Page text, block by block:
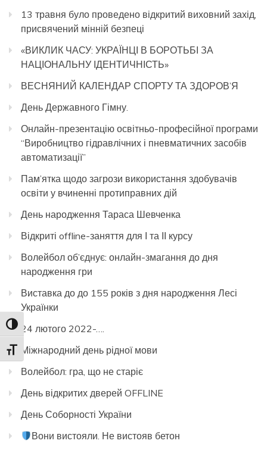
Toggle High Contrast
Toggle Font size
13 травня було проведено відкритий виховний захід,
присвячений мінній безпеці
«ВИКЛИК ЧАСУ: УКРАЇНЦІ В БОРОТЬБІ ЗА
НАЦІОНАЛЬНУ ІДЕНТИЧНІСТЬ»
ВЕСНЯНИЙ КАЛЕНДАР СПОРТУ ТА ЗДОРОВ’Я
День Державного Гімну.
Онлайн-презентацію освітньо-професійної програми
“Виробництво гідравлічних і пневматичних засобів
автоматизації”
Пам’ятка щодо загрози використання здобувачів
освіти у вчиненні протиправних дій
День народження Тараса Шевченка
Відкриті offline-заняття для І та ІІ курсу
Волейбол об’єднує: онлайн-змагання до дня
народження гри
Виставка до до 155 років з дня народження Лесі
Українки
24 лютого 2022-….
Міжнародний день рідної мови
Волейбол: гра, що не старіє
День відкритих дверей OFFLINE
День Соборності України
Вони вистояли. Не вистояв бетон